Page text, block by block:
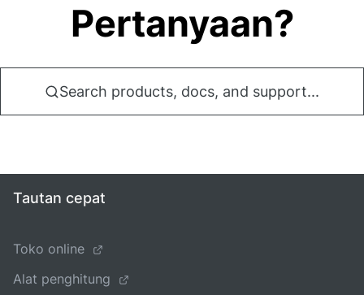
Pertanyaan?
Search products, docs, and support...
Tautan cepat
Toko online
Alat penghitung